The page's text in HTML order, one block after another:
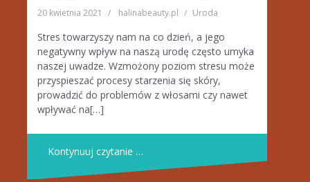
20 kwietnia 2021 halinabeauty.pl Uroda
Stres towarzyszy nam na co dzień, a jego
negatywny wpływ na naszą urodę często umyka
naszej uwadze. Wzmożony poziom stresu może
przyspieszać procesy starzenia się skóry,
prowadzić do problemów z włosami czy nawet
wpływać na[…]
Kontynuuj czytanie …